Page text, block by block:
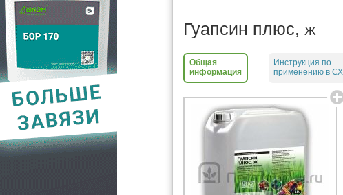
Гуапсин плюс, Ж
Общая
информация
Инструкция по
применению в СХ